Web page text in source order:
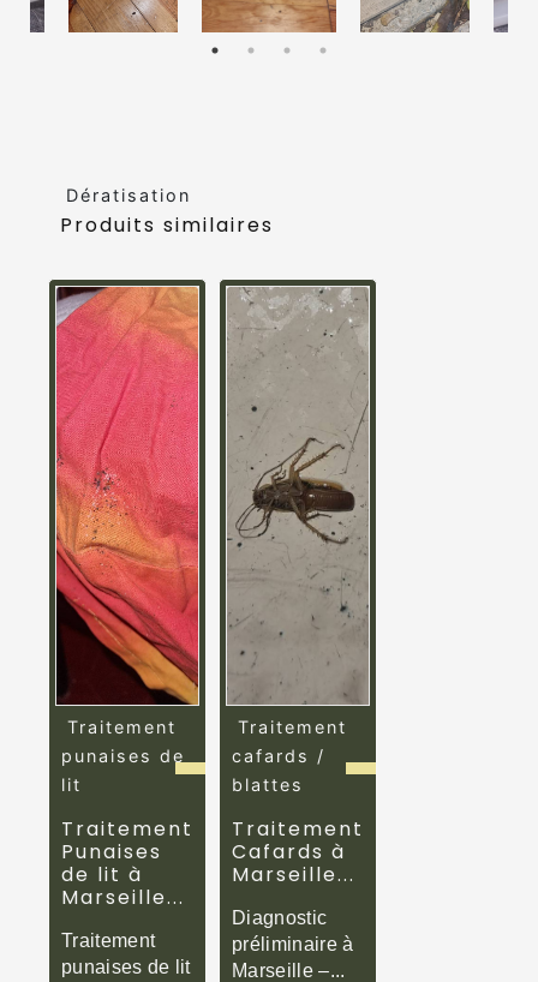
Dératisation
Produits similaires
Traitement
punaises de
lit
Traitement
Punaises
de lit à
Marseille...
Traitement
punaises de lit
Traitement
cafards /
blattes
Traitement
Cafards à
Marseille...
Diagnostic
préliminaire à
Marseille –...